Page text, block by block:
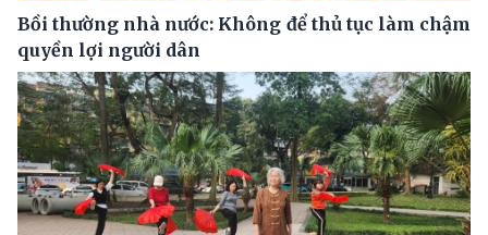
Bồi thường nhà nước: Không để thủ tục làm chậm
quyền lợi người dân